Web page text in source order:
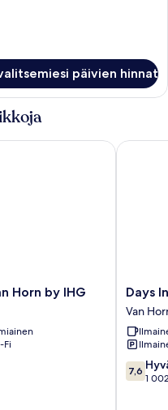
päivien hinnat
Horn by IHG
Fi
by IHG
Days
Inn
by
Van
Horn
TX
Days
Van
7.6
kautta
7,6
1
Days